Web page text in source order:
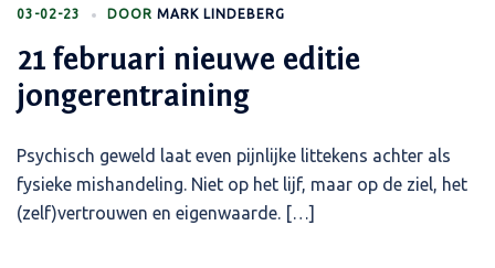
03-02-23 DOOR MARK LINDEBERG
21 februari nieuwe editie
jongerentraining
Psychisch geweld laat even pijnlijke littekens achter als
fysieke mishandeling. Niet op het lijf, maar op de ziel, het
(zelf)vertrouwen en eigenwaarde. […]